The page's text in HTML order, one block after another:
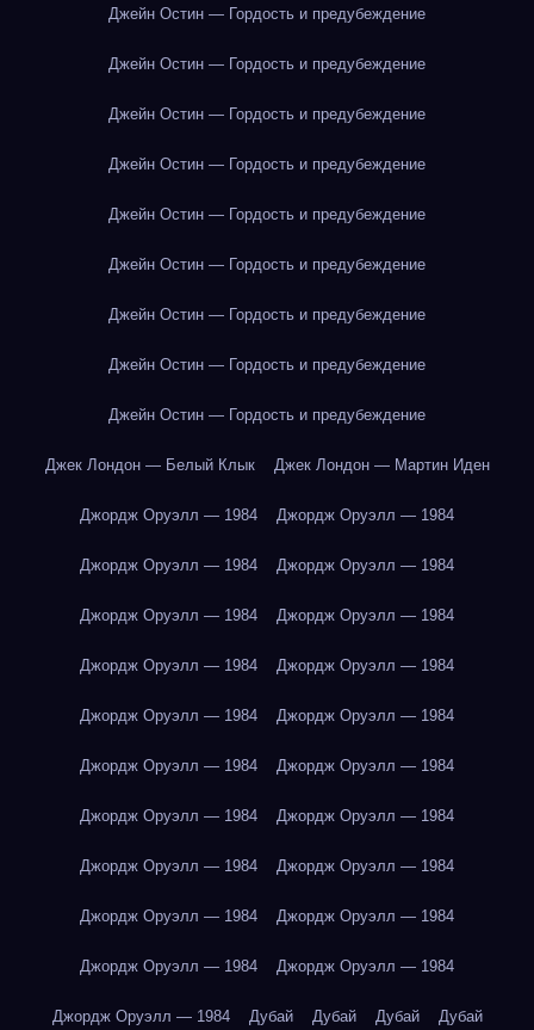
Джейн Остин — Гордость и предубеждение
Джейн Остин — Гордость и предубеждение
Джейн Остин — Гордость и предубеждение
Джейн Остин — Гордость и предубеждение
Джейн Остин — Гордость и предубеждение
Джейн Остин — Гордость и предубеждение
Джейн Остин — Гордость и предубеждение
Джейн Остин — Гордость и предубеждение
Джейн Остин — Гордость и предубеждение
Джек Лондон — Белый Клык Джек Лондон — Мартин Иден
Джордж Оруэлл — 1984 Джордж Оруэлл — 1984
Джордж Оруэлл — 1984 Джордж Оруэлл — 1984
Джордж Оруэлл — 1984 Джордж Оруэлл — 1984
Джордж Оруэлл — 1984 Джордж Оруэлл — 1984
Джордж Оруэлл — 1984 Джордж Оруэлл — 1984
Джордж Оруэлл — 1984 Джордж Оруэлл — 1984
Джордж Оруэлл — 1984 Джордж Оруэлл — 1984
Джордж Оруэлл — 1984 Джордж Оруэлл — 1984
Джордж Оруэлл — 1984 Джордж Оруэлл — 1984
Джордж Оруэлл — 1984 Джордж Оруэлл — 1984
Джордж Оруэлл — 1984 Дубай Дубай Дубай Дубай